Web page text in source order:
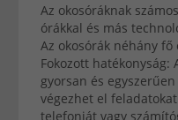
Az okosóráknak
órákkal és más
Az okosórák néhány fő
Fokozott hatékonyság:
gyorsan és
végezhet el
telefonját vagy